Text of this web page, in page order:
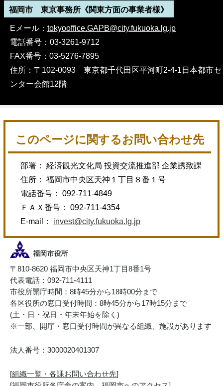
福岡市 東京事務所《関東方面の事業者様》
Eメール： tokyooffice.GAPB@city.fukuoka.lg.jp
電話番号：03-3261-9712
FAX番号：03-5276-7895
住所：〒102-0093 東京都千代田区平河町2-4-1日本都市セ
ンター会館12階
このページに関するお問い合わせ先
部署： 経済観光文化局 投資交流推進部 企業誘致課
住所： 福岡市中央区天神１丁目８番１号
電話番号： 092-711-4849
ＦＡＸ番号： 092-711-4354
E-mail： invest@city.fukuoka.lg.jp
〒810-8620 福岡市中央区天神1丁目8番1号
代表電話：092-711-4111
市役所開庁時間：8時45分から18時00分まで
各区役所の窓口受付時間：8時45分から17時15分まで
(土・日・祝日・年末年始を除く)
※一部、開庁・窓口受付時間が異なる組織、施設があります
法人番号：3000020401307
[組織一覧・各課お問い合わせ先]